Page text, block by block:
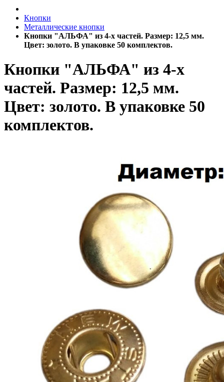
Кнопки
Металлические кнопки
Кнопки "АЛЬФА" из 4-х частей. Размер: 12,5 мм.
Цвет: золото. В упаковке 50 комплектов.
Кнопки "АЛЬФА" из 4-х
частей. Размер: 12,5 мм.
Цвет: золото. В упаковке 50
комплектов.